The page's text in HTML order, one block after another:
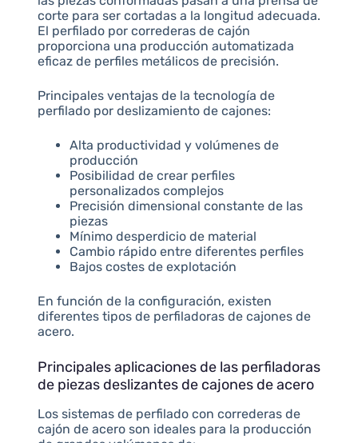
corte para ser cortadas a la longitud adecuada.
El perfilado por correderas de cajón
proporciona una producción automatizada
eficaz de perfiles metálicos de precisión.
Principales ventajas de la tecnología de
perfilado por deslizamiento de cajones:
Alta productividad y volúmenes de
producción
Posibilidad de crear perfiles
personalizados complejos
Precisión dimensional constante de las
piezas
Mínimo desperdicio de material
Cambio rápido entre diferentes perfiles
Bajos costes de explotación
En función de la configuración, existen
diferentes tipos de perfiladoras de cajones de
acero.
Principales aplicaciones de las perfiladoras
de piezas deslizantes de cajones de acero
Los sistemas de perfilado con correderas de
cajón de acero son ideales para la producción